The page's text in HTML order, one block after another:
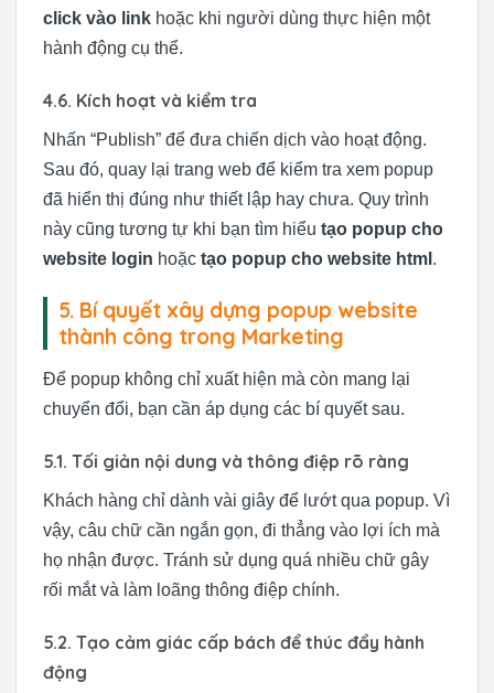
click vào link hoặc khi người dùng thực hiện một
hành động cụ thể.
4.6. Kích hoạt và kiểm tra
Nhấn “Publish” để đưa chiến dịch vào hoạt động.
Sau đó, quay lại trang web để kiểm tra xem popup
đã hiển thị đúng như thiết lập hay chưa. Quy trình
này cũng tương tự khi bạn tìm hiểu tạo popup cho
website login hoặc tạo popup cho website html .
5. Bí quyết xây dựng popup website
thành công trong Marketing
Để popup không chỉ xuất hiện mà còn mang lại
chuyển đổi, bạn cần áp dụng các bí quyết sau.
5.1. Tối giản nội dung và thông điệp rõ ràng
Khách hàng chỉ dành vài giây để lướt qua popup. Vì
vậy, câu chữ cần ngắn gọn, đi thẳng vào lợi ích mà
họ nhận được. Tránh sử dụng quá nhiều chữ gây
rối mắt và làm loãng thông điệp chính.
5.2. Tạo cảm giác cấp bách để thúc đẩy hành
động